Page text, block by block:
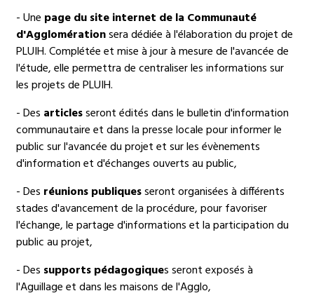
- Une page du site internet de la Communauté
d'Agglomérationsera dédiée à l'élaboration du projet de
PLUIH. Complétée et mise à jour à mesure de l'avancée de
l'étude, elle permettra de centraliser les informations sur
les projets de PLUIH.
- Des articlesseront édités dans le bulletin d'information
communautaire et dans la presse locale pour informer le
public sur l'avancée du projet et sur les évènements
d'information et d'échanges ouverts au public,
- Des réunions publiquesseront organisées à différents
stades d'avancement de la procédure, pour favoriser
l'échange, le partage d'informations et la participation du
public au projet,
- Des supports pédagogiques seront exposés à
l'Aguillage et dans les maisons de l'Agglo,